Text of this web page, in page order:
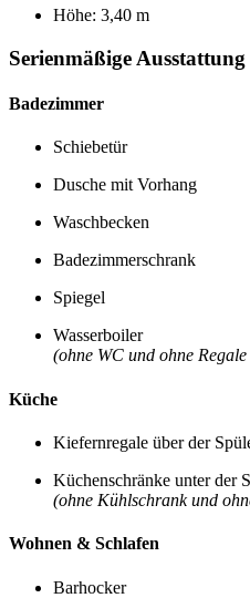
Höhe: 3,40 m
Serienmäßige Ausstattung
Badezimmer
Schiebetür
Dusche mit Vorhang
Waschbecken
Badezimmerschrank
Spiegel
Wasserboiler
(ohne WC und ohne
Küche
Kiefernregale über der
Küchenschränke unter der
(ohne Kühlschrank und
Wohnen & Schlafen
Barhocker